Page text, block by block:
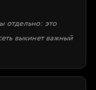
отдельно: это
выкинет важный